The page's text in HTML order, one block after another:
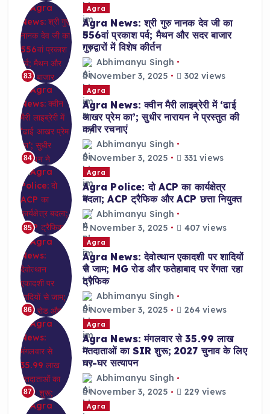
83
Agra
Agra News: श्री गुरु नानक देव जी का
556वां प्रकाश पर्व; मैथन और सदर बाजार
गुरुद्वारों में विशेष कीर्तन
Abhimanyu Singh
November 3, 2025
302 views
84
Agra
Agra News: क्वीन मैरी लाइब्रेरी में ‘ढाई
आखर प्रेम का’; सुधीर नारायन ने प्रस्तुत की
कबीर रचनाएं
Abhimanyu Singh
November 3, 2025
331 views
85
Agra
Agra Police: दो ACP का कार्यक्षेत्र
बदला; ACP ट्रैफिक और ACP छत्ता नियुक्त
Abhimanyu Singh
November 3, 2025
407 views
86
Agra
Agra News: देवोत्थान एकादशी पर शादियों
से जाम; MG रोड और फतेहाबाद पर रेंगता रहा
ट्रैफिक
Abhimanyu Singh
November 3, 2025
264 views
87
Agra
Agra News: मंगलवार से 35.99 लाख
मतदाताओं का SIR शुरू; 2027 चुनाव के लिए
घर-घर सत्यापन
Abhimanyu Singh
November 3, 2025
229 views
Agra